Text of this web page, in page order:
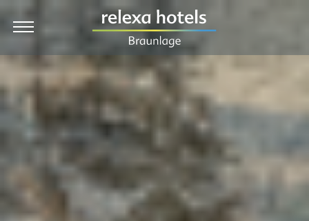
Hotel
Rooms & Prices
Packages
Dining